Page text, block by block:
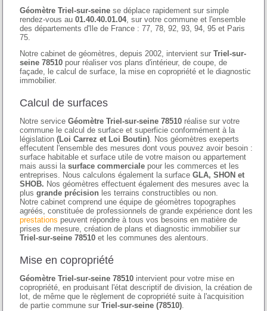
Géomètre Triel-sur-seine se déplace rapidement sur simple
rendez-vous au01.40.40.01.04, sur votre commune et l'ensemble
des départements d'Ile de France : 77, 78, 92, 93, 94, 95 et Paris
75.
Notre cabinet de géomètres, depuis 2002, intervient surTriel-sur-
seine 78510 pour réaliser vos plans d'intérieur, de coupe, de
façade, le calcul de surface, la mise en copropriété et le diagnostic
immobilier.
Calcul de surfaces
Notre serviceGéomètre Triel-sur-seine 78510 réalise sur votre
commune le calcul de surface et superficie conformément à la
législation(Loi Carrez et Loi Boutin). Nos géomètres exeperts
effecutent l'ensemble des mesures dont vous pouvez avoir besoin :
surface habitable et surface utile de votre maison ou appartement
mais aussi lasurface commerciale pour les commerces et les
entreprises. Nous calculons également la surfaceGLA, SHON et
SHOB. Nos géomètres effectuent également des mesures avec la
plusgrande précision les terrains constructibles ou non.
Notre cabinet comprend une équipe de géomètres topographes
agréés, constituée de professionnels de grande expérience dont les
prestations peuvent répondre à tous vos besoins en matière de
prises de mesure, création de plans et diagnostic immobilier sur
Triel-sur-seine 78510 et les communes des alentours.
Mise en copropriété
Géomètre Triel-sur-seine 78510 intervient pour votre mise en
copropriété, en produisant l'état descriptif de division, la création de
lot, de même que le règlement de copropriété suite à l'acquisition
de partie commune surTriel-sur-seine (78510).